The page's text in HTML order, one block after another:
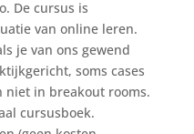
De cursus is
van online leren.
je van ons gewend
soms cases
niet in breakout rooms.
cursusboek.